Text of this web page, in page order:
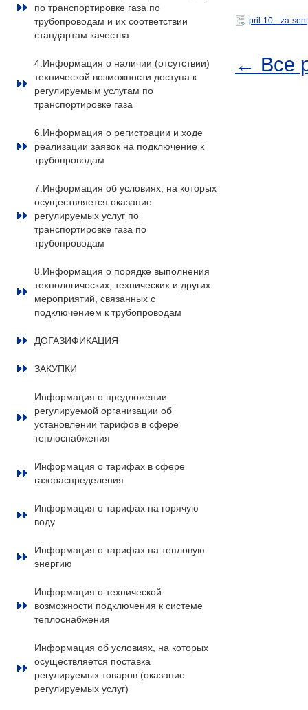
по транспортировке газа по
трубопроводам и их соответствии
стандартам качества
4.Информация о наличии (отсутствии)
технической возможности доступа к
регулируемым услугам по
транспортировке газа
6.Информация о регистрации и ходе
реализации заявок на подключение к
трубопроводам
7.Информация об условиях, на которых
осуществляется оказание
регулируемых услуг по
транспортировке газа по
трубопроводам
8.Информация о порядке выполнения
технологических, технических и других
мероприятий, связанных с
подключением к трубопроводам
ДОГАЗИФИКАЦИЯ
ЗАКУПКИ
Информация о предложении
регулируемой организации об
установлении тарифов в сфере
теплоснабжения
Информация о тарифах в сфере
газораспределения
Информация о тарифах на горячую
воду
Информация о тарифах на тепловую
энергию
Информация о технической
возможности подключения к системе
теплоснабжения
Информация об условиях, на которых
осуществляется поставка
регулируемых товаров (оказание
регулируемых услуг)
pril-10-_za-
← Все